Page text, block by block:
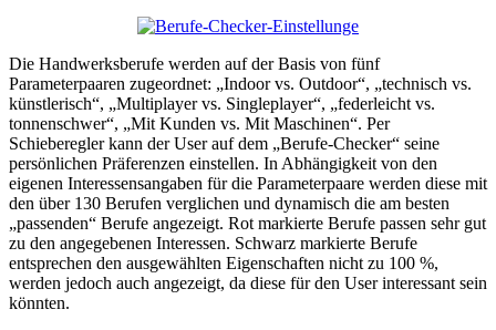
Die Handwerksberufe werden auf der Basis von fünf
Parameterpaaren zugeordnet: „Indoor vs. Outdoor“, „technisch vs.
künstlerisch“, „Multiplayer vs. Singleplayer“, „federleicht vs.
tonnenschwer“, „Mit Kunden vs. Mit Maschinen“. Per
Schieberegler kann der User auf dem „Berufe-Checker“ seine
persönlichen Präferenzen einstellen. In Abhängigkeit von den
eigenen Interessensangaben für die Parameterpaare werden diese mit
den über 130 Berufen verglichen und dynamisch die am besten
„passenden“ Berufe angezeigt. Rot markierte Berufe passen sehr gut
zu den angegebenen Interessen. Schwarz markierte Berufe
entsprechen den ausgewählten Eigenschaften nicht zu 100 %,
werden jedoch auch angezeigt, da diese für den User interessant sein
könnten.